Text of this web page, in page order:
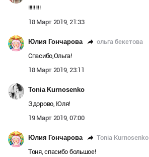
!!!!!!!!!
18 Март 2019, 21:33
Юлия Гончарова ольга бекетова
Спасибо,Ольга!
18 Март 2019, 23:11
Tonia Kurnosenko
Здорово, Юля!
19 Март 2019, 07:00
Юлия Гончарова Tonia Kurnosenko
Тоня, спасибо большое!